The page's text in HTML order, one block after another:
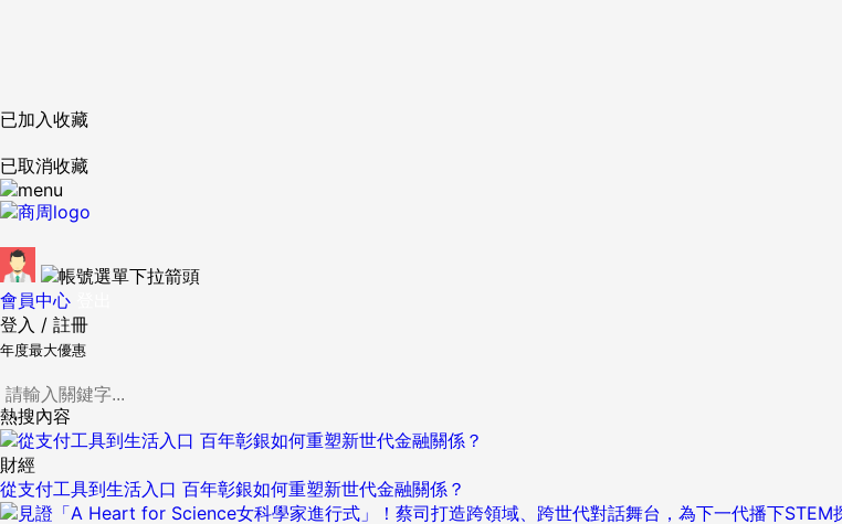
已加入收藏
已取消收藏
會員中心
登入 / 註冊
年度最大優惠
熱搜內容
財經
從支付工具到生活入口 百年彰銀如何重塑新世代金融關係？